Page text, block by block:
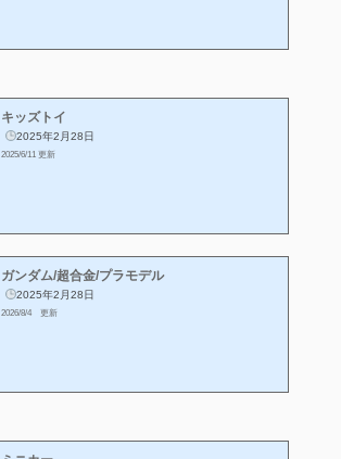
キッズトイ
2025年2月28日
2025/6/11 更新
ガンダム/超合金/プラモデル
2025年2月28日
2026/8/4 更新